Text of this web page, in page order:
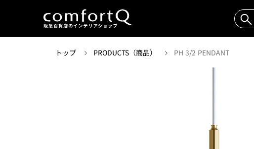
トップ PRODUCTS（商品） PH 3/2 PENDANT